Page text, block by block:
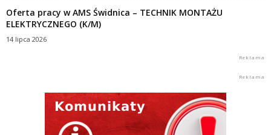
Oferta pracy w AMS Świdnica – TECHNIK MONTAŻU
ELEKTRYCZNEGO (K/M)
14 lipca 2026